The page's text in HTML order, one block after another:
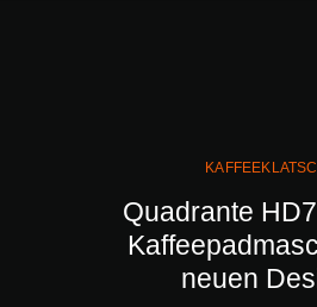
Quadrante
neuen